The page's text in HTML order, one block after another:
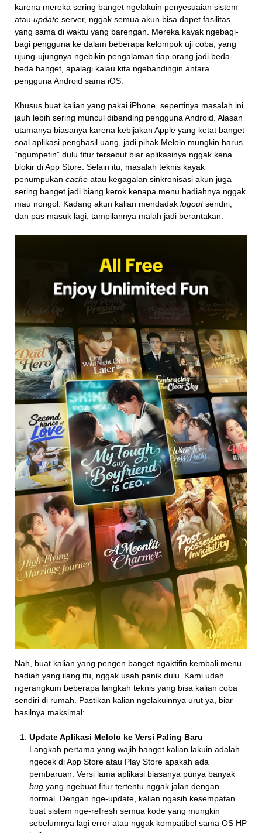
karena mereka sering banget ngelakuin penyesuaian sistem
atau update server, nggak semua akun bisa dapet fasilitas
yang sama di waktu yang barengan. Mereka kayak ngebagi-
bagi pengguna ke dalam beberapa kelompok uji coba, yang
ujung-ujungnya ngebikin pengalaman tiap orang jadi beda-
beda banget, apalagi kalau kita ngebandingin antara
pengguna Android sama iOS.
Khusus buat kalian yang pakai iPhone, sepertinya masalah ini
jauh lebih sering muncul dibanding pengguna Android. Alasan
utamanya biasanya karena kebijakan Apple yang ketat banget
soal aplikasi penghasil uang, jadi pihak Melolo mungkin harus
“ngumpetin” dulu fitur tersebut biar aplikasinya nggak kena
blokir di App Store. Selain itu, masalah teknis kayak
penumpukan cache atau kegagalan sinkronisasi akun juga
sering banget jadi biang kerok kenapa menu hadiahnya nggak
mau nongol. Kadang akun kalian mendadak logoutsendiri,
dan pas masuk lagi, tampilannya malah jadi berantakan.
Nah, buat kalian yang pengen banget ngaktifin kembali menu
hadiah yang ilang itu, nggak usah panik dulu. Kami udah
ngerangkum beberapa langkah teknis yang bisa kalian coba
sendiri di rumah. Pastikan kalian ngelakuinnya urut ya, biar
hasilnya maksimal:
Update Aplikasi Melolo ke Versi Paling Baru
Langkah pertama yang wajib banget kalian lakuin adalah
ngecek di App Store atau Play Store apakah ada
pembaruan. Versi lama aplikasi biasanya punya banyak
bug yang ngebuat fitur tertentu nggak jalan dengan
normal. Dengan nge-update, kalian ngasih kesempatan
buat sistem nge-refresh semua kode yang mungkin
sebelumnya lagi error atau nggak kompatibel sama OS HP